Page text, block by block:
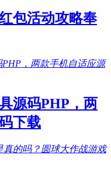
包活动攻略奉
源码PHP，两
下载